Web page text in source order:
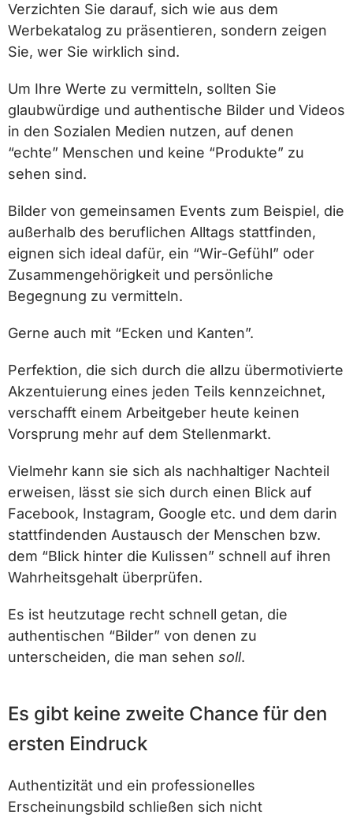
Verzichten Sie darauf, sich wie aus dem
Werbekatalog zu präsentieren, sondern zeigen
Sie, wer Sie wirklich sind.
Um Ihre Werte zu vermitteln, sollten Sie
glaubwürdige und authentische Bilder und Videos
in den Sozialen Medien nutzen, auf denen
“echte” Menschen und keine “Produkte” zu
sehen sind.
Bilder von gemeinsamen Events zum Beispiel, die
außerhalb des beruflichen Alltags stattfinden,
eignen sich ideal dafür, ein “Wir-Gefühl” oder
Zusammengehörigkeit und persönliche
Begegnung zu vermitteln.
Gerne auch mit “Ecken und Kanten”.
Perfektion, die sich durch die allzu übermotivierte
Akzentuierung eines jeden Teils kennzeichnet,
verschafft einem Arbeitgeber heute keinen
Vorsprung mehr auf dem Stellenmarkt.
Vielmehr kann sie sich als nachhaltiger Nachteil
erweisen, lässt sie sich durch einen Blick auf
Facebook, Instagram, Google etc. und dem darin
stattfindenden Austausch der Menschen bzw.
dem “Blick hinter die Kulissen” schnell auf ihren
Wahrheitsgehalt überprüfen.
Es ist heutzutage recht schnell getan, die
authentischen “Bilder” von denen zu
unterscheiden, die man sehen soll.
Es gibt keine zweite Chance für den
ersten Eindruck
Authentizität und ein professionelles
Erscheinungsbild schließen sich nicht